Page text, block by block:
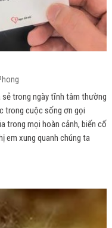
trong ngày tĩnh tâm thường
trong cuộc sống ơn gọi
trong mọi hoàn cảnh, biến cố
em xung quanh chúng ta